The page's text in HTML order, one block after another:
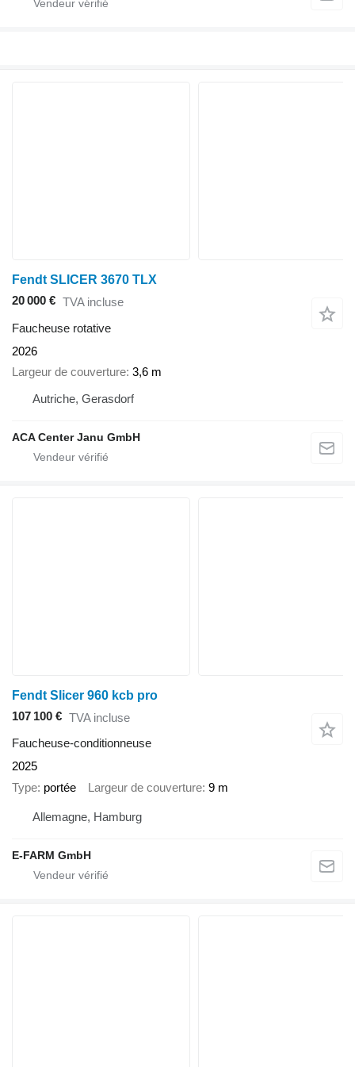
Fendt SLICER 3670 TLX
20 000 € TVA incluse
Faucheuse rotative
2026
Largeur de couverture 3,6 m
Autriche, Gerasdorf
ACA Center Janu GmbH
Fendt Slicer 960 kcb pro
107 100 € TVA incluse
Faucheuse-conditionneuse
2025
Type portée Largeur de couverture 9 m
Allemagne, Hamburg
E-FARM GmbH